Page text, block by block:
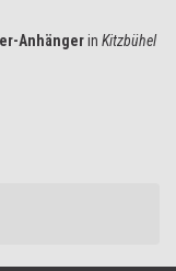
Anhängerin Kitzbühel